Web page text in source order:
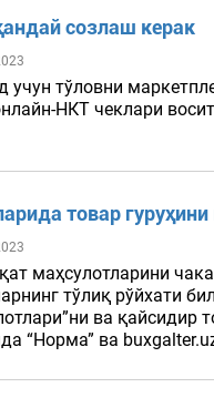
созлаш керак
учун тўловни
НКТ чеклари
товар
маҳсулотларини
тўлиқ рўйхати
ва
“Норма” ва